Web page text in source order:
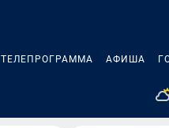
ТЕЛЕПРОГРАММА АФИША